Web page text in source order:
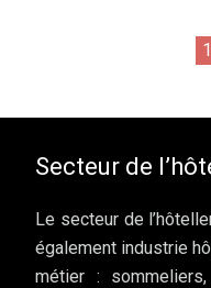
1
Secteur de
Le secteur de
également industrie
métier :